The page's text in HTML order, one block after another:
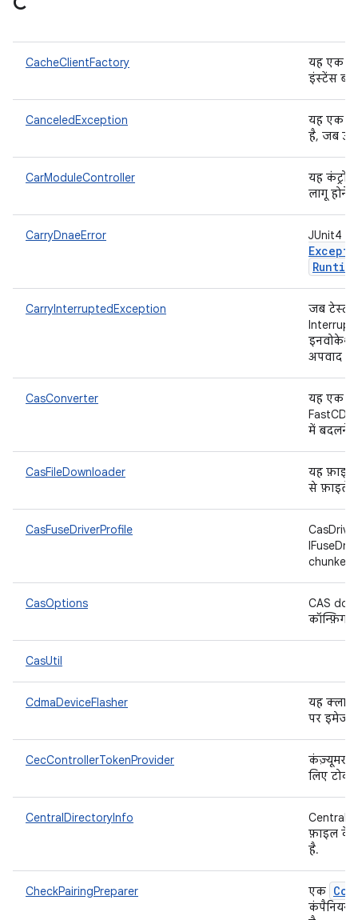
CacheClientFactory
यह एक
इंस्टेंस
CanceledException
यह एक
है, जब
CarModuleController
यह
लागू होने
CarryDnaeError JUnit4
CarryInterruptedException
जब टेस्ट
इनवोकेशन
अपवाद
CasConverter
यह एक
में बदलने
CasFileDownloader
यह फ़ाइल
से फ़ाइलें
CasFuseDriverProfile
CasOptions
CAS
CasUtil
CdmaDeviceFlasher
यह क्लास,
पर इमेज
CecControllerTokenProvider
कंज़्यूमर
लिए
CentralDirectoryInfo
फ़ाइल के
है.
CheckPairingPreparer एक
कंपैनियन